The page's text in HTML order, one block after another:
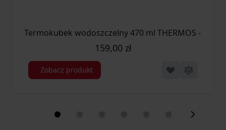
Termokubek wodoszczelny 470 ml THERMOS -
159,00 zł
Zobacz produkt